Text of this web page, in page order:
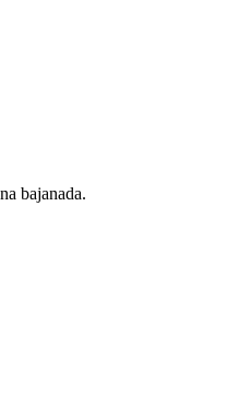
bajanada.